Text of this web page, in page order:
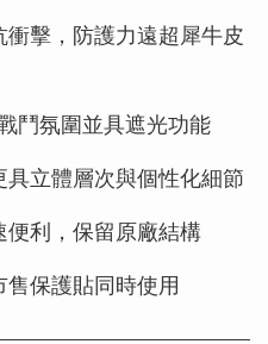
衝擊，防護力遠超犀牛皮
鬥氛圍並具遮光功能
具立體層次與個性化細節
便利，保留原廠結構
售保護貼同時使用